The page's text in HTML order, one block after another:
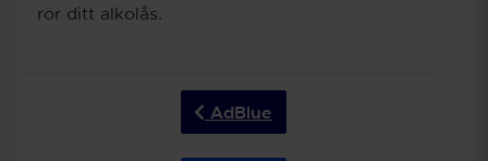
rör ditt alkolås.
AdBlue